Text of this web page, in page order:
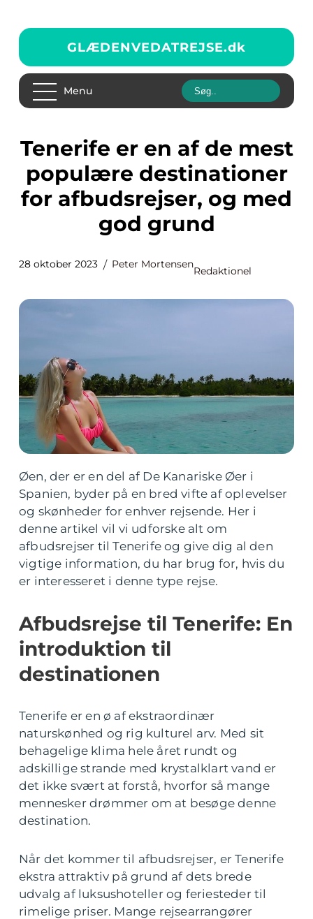
GLÆDENVEDATREJSE.dk
Menu
Tenerife er en af de mest
populære destinationer
for afbudsrejser, og med
god grund
28 oktober 2023 Peter Mortensen
Redaktionel
Øen, der er en del af De Kanariske Øer i
Spanien, byder på en bred vifte af oplevelser
og skønheder for enhver rejsende. Her i
denne artikel vil vi udforske alt om
afbudsrejser til Tenerife og give dig al den
vigtige information, du har brug for, hvis du
er interesseret i denne type rejse.
Afbudsrejse til Tenerife: En
introduktion til
destinationen
Tenerife er en ø af ekstraordinær
naturskønhed og rig kulturel arv. Med sit
behagelige klima hele året rundt og
adskillige strande med krystalklart vand er
det ikke svært at forstå, hvorfor så mange
mennesker drømmer om at besøge denne
destination.
Når det kommer til afbudsrejser, er Tenerife
ekstra attraktiv på grund af dets brede
udvalg af luksushoteller og feriesteder til
rimelige priser. Mange rejsearrangører